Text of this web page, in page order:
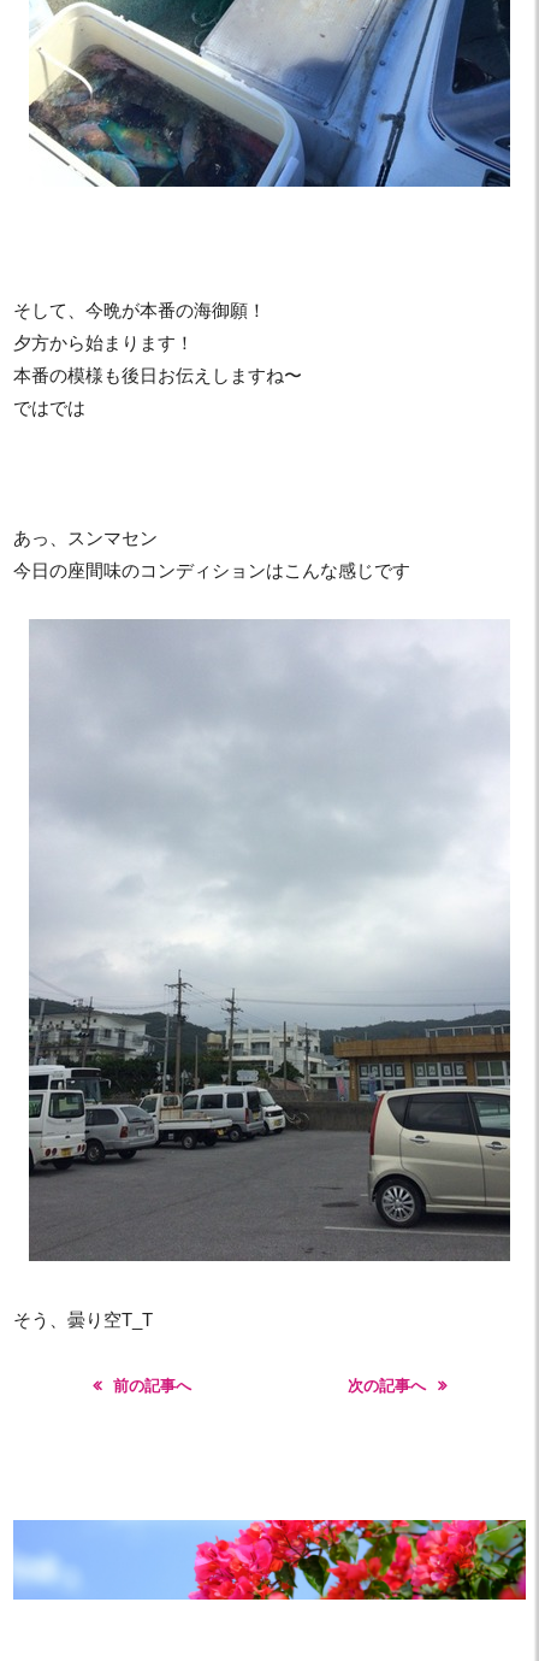
そして、今晩が本番の海御願！
夕方から始まります！
本番の模様も後日お伝えしますね〜
ではでは
あっ、スンマセン
今日の座間味のコンディションはこんな感じです
そう、曇り空T_T
前の記事へ 次の記事へ